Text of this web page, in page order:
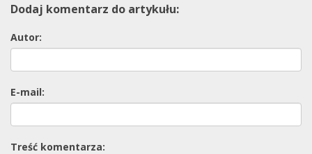
Dodaj komentarz do artykułu:
Autor:
E-mail:
Treść komentarza: